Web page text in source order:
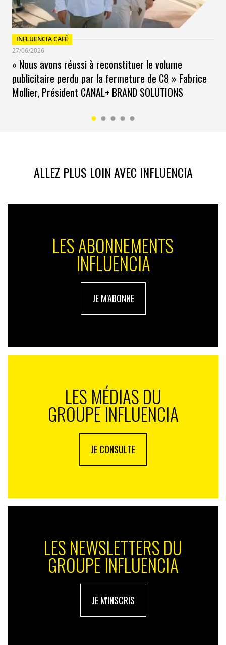
INFLUENCIA CAFÉ
27/06/2026
« Nous avons réussi à reconstituer le volume
publicitaire perdu par la fermeture de C8 » Fabrice
Mollier, Président CANAL+ BRAND SOLUTIONS
ALLEZ PLUS LOIN AVEC INFLUENCIA
LES ABONNEMENTS
INFLUENCIA
JE M'ABONNE
LES MÉDIAS DU
GROUPE INFLUENCIA
JE CONSULTE
LES NEWSLETTERS DU
GROUPE INFLUENCIA
JE M'INSCRIS